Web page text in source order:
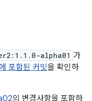
alpha01 가
포함된 커밋을 확인하
의 변경사항을 포함하